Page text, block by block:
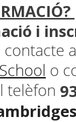
i
contacte
o
telèfon